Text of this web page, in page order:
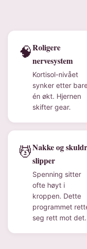
🧠Roligere
nervesystem
Kortisol-nivået
synker etter
én økt. Hjernen
skifter gear.
💆Nakke og
slipper
Spenning sitter
ofte høyt i
kroppen. Dette
programmet
seg rett mot det.